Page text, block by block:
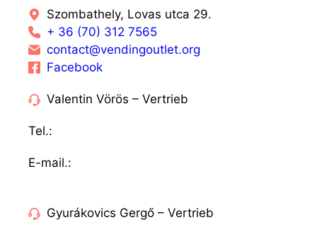
Szombathely, Lovas utca 29.
+ 36 (70) 312 7565
contact@vendingoutlet.org
Facebook
Valentin Vörös – Vertrieb
Tel.:
E-mail.:
Gyurákovics Gergő – Vertrieb